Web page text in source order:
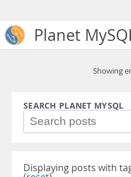
Planet
Showing
SEARCH PLANET MYSQL
Displaying posts with